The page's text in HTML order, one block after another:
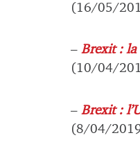
(16/05/
– Brexit : la
(10/04/
– Brexit :
(8/04/